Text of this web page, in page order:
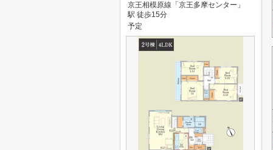
京王相模原線「京王多摩センター」
駅 徒歩15分
予定